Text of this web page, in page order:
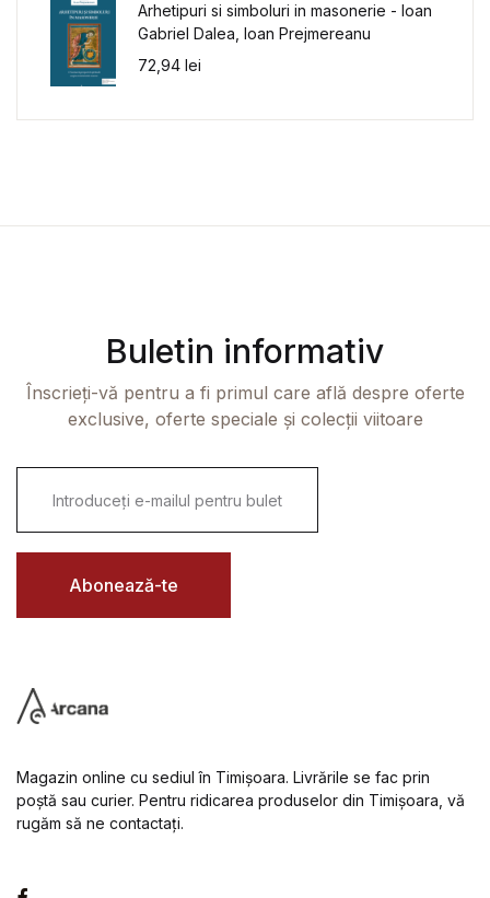
Arhetipuri si simboluri in masonerie - Ioan
Gabriel Dalea, Ioan Prejmereanu
72,94 lei
Buletin informativ
Înscrieți-vă pentru a fi primul care află despre oferte
exclusive, oferte speciale și colecții viitoare
i
l
Abonează-te
Magazin online cu sediul în Timișoara. Livrările se fac prin
poștă sau curier. Pentru ridicarea produselor din Timișoara, vă
rugăm să ne contactați.